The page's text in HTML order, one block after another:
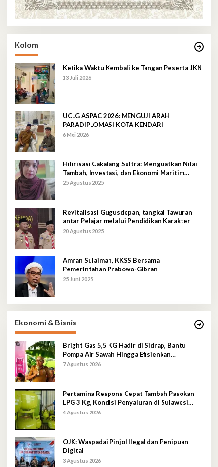
Kolom
Ketika Waktu Kembali ke Tangan Peserta JKN
13 Juli 2026
UCLG ASPAC 2026: MENGUJI ARAH
PARADIPLOMASI KOTA KENDARI
6 Mei 2026
Hilirisasi Cakalang Sultra: Menguatkan Nilai
Tambah, Investasi, dan Ekonomi Maritim
Berkelanjutan
25 Agustus 2025
Revitalisasi Gugusdepan, tangkal Tawuran
antar Pelajar melalui Pendidikan Karakter
20 Agustus 2025
Amran Sulaiman, KKSS Bersama
Pemerintahan Prabowo-Gibran
25 Juni 2025
Ekonomi & Bisnis
Bright Gas 5,5 KG Hadir di Sidrap, Bantu
Pompa Air Sawah Hingga Efisienkan
Penyaluran Elpiji 3 Kg
7 Agustus 2026
Pertamina Respons Cepat Tambah Pasokan
LPG 3 Kg, Kondisi Penyaluran di Sulawesi
Selatan Berlangsung Kondusif
4 Agustus 2026
OJK: Waspadai Pinjol Ilegal dan Penipuan
Digital
3 Agustus 2026